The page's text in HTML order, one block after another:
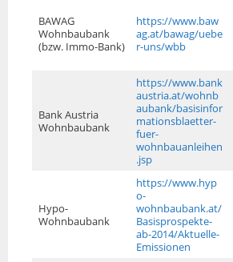
BAWAG
Wohnbaubank
(bzw. Immo-Bank)
https://www.baw
ag.at/bawag/uebe
r-uns/wbb
Bank Austria
Wohnbaubank
https://www.bank
austria.at/wohnb
aubank/basisinfor
mationsblaetter-
fuer-
wohnbauanleihen
.jsp
Hypo-
Wohnbaubank
https://www.hyp
o-
wohnbaubank.at/
Basisprospekte-
ab-2014/Aktuelle-
Emissionen